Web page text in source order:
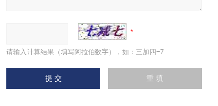
请输入计算结果（填写阿拉伯数字），如：三加四=7